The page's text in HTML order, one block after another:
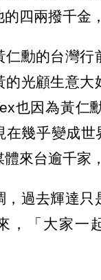
四兩撥千金
仁勳的台灣
的光顧生意
也因為黃仁
在幾乎變成
體來台逾千家
，過去輝達
，「大家一